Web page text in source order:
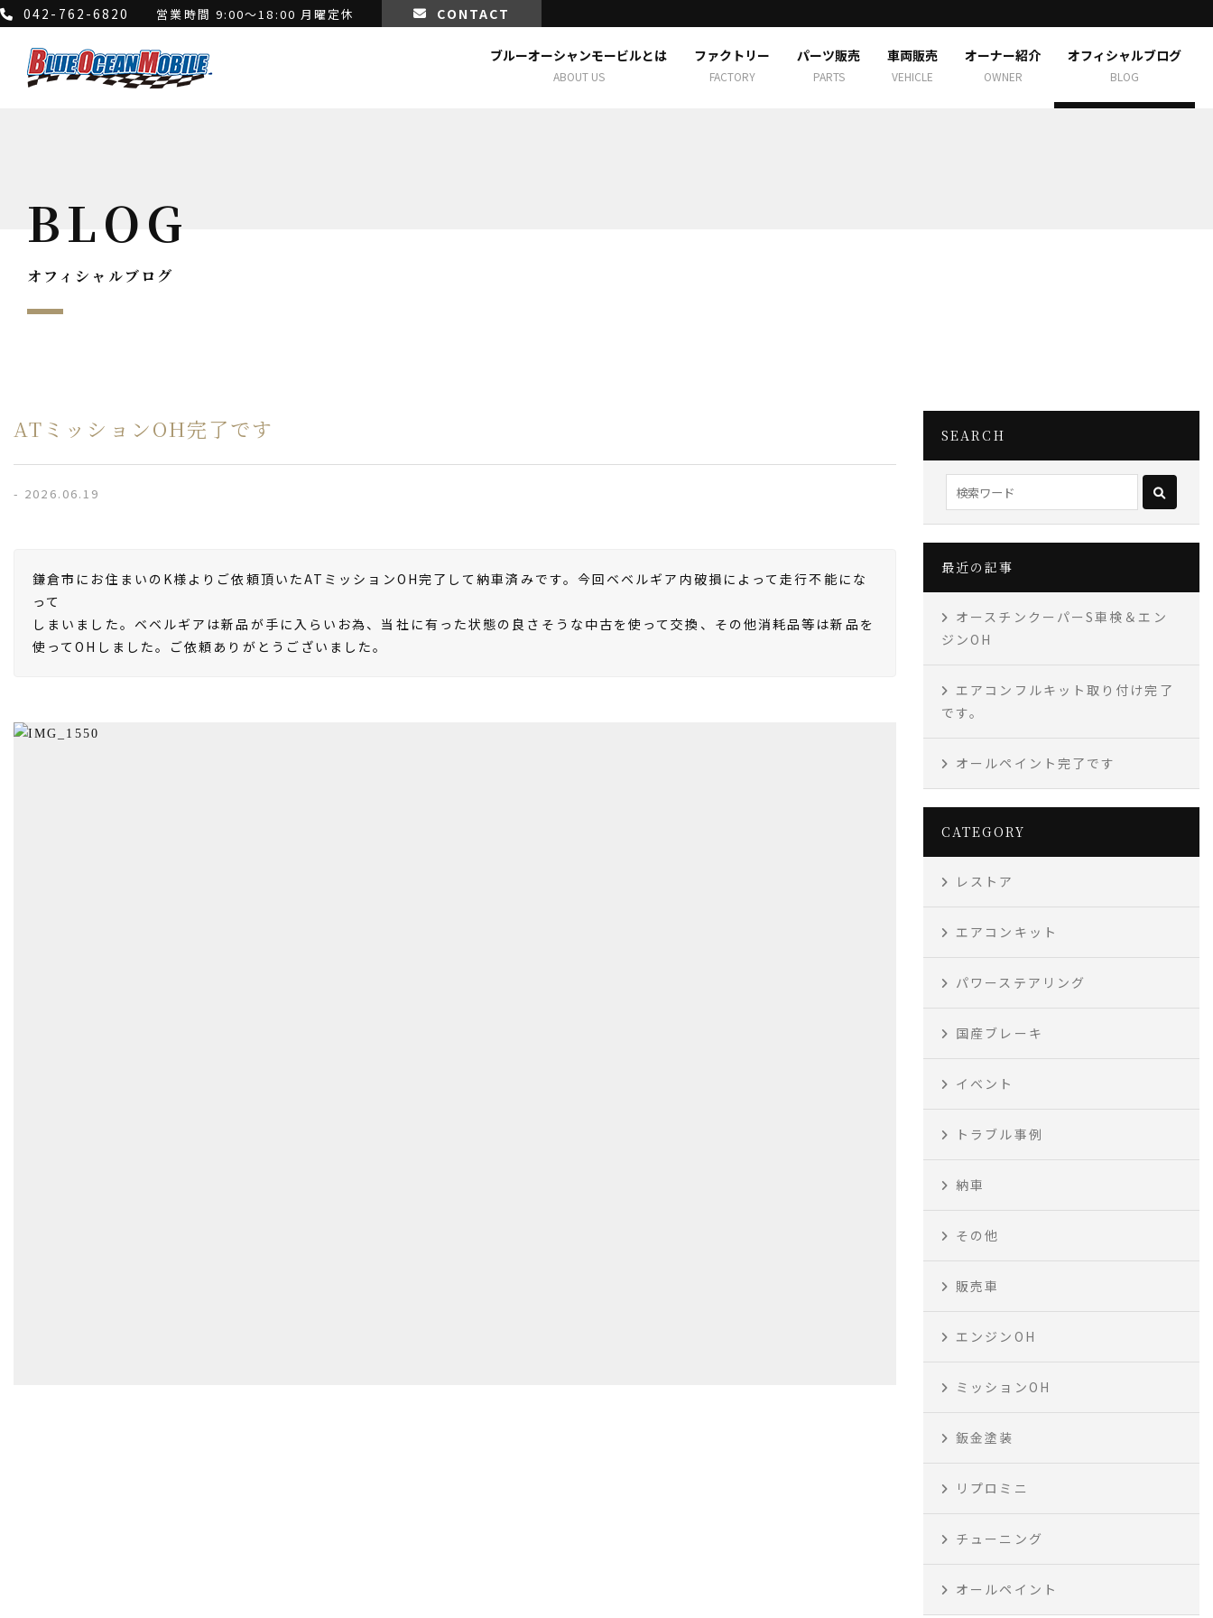
042-762-6820 営業時間 9:00～18:00 月曜定休 CONTACT
ブルーオーシャンモービルとは
ABOUT US
ファクトリー
FACTORY
パーツ販売
PARTS
車両販売
VEHICLE
オーナー紹介
OWNER
オフィシャルブログ
BLOG
BLOG
オフィシャルブログ
SEARCH
最近の記事
オースチンクーパーS車検＆エン
ジンOH
エアコンフルキット取り付け完了
です。
オールペイント完了です
CATEGORY
レストア
エアコンキット
パワーステアリング
国産ブレーキ
イベント
トラブル事例
納車
その他
販売車
エンジンOH
ミッションOH
鈑金塗装
リプロミニ
チューニング
オールペイント
ATミッションOH完了です
- 2026.06.19
鎌倉市にお住まいのK様よりご依頼頂いたATミッションOH完了して納車済みです。今回ベベルギア内破損によって走行不能にな
って
しまいました。ベベルギアは新品が手に入らいお為、当社に有った状態の良さそうな中古を使って交換、その他消耗品等は新品を
使ってOHしました。ご依頼ありがとうございました。